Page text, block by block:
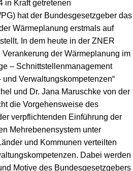
in Kraft getretenen
hat der Bundesgesetzgeber das
Wärmeplanung erstmals auf
In dem heute in der ZNER
der Wärmeplanung im
– Schnittstellenmanagement
Verwaltungskompetenzen“
und Dr. Jana Maruschke von der
die Vorgehensweise des
verpflichtenden Einführung der
Mehrebenensystem unter
und Kommunen verteilten
Dabei werden
Motive des Bundesgesetzgebers